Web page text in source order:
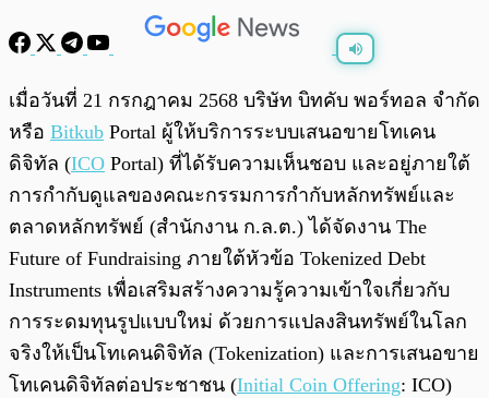
พร้อมเล่น 0:00 0:00
เมื่อวันที่ 21 กรกฎาคม 2568 บริษัท บิทคับ พอร์ทอล จำกัด
หรือ Bitkub Portal ผู้ให้บริการระบบเสนอขายโทเคน
ดิจิทัล (ICO Portal) ที่ได้รับความเห็นชอบ และอยู่ภายใต้
การกำกับดูแลของคณะกรรมการกำกับหลักทรัพย์และ
ตลาดหลักทรัพย์ (สำนักงาน ก.ล.ต.) ได้จัดงาน The
Future of Fundraising ภายใต้หัวข้อ Tokenized Debt
Instruments เพื่อเสริมสร้างความรู้ความเข้าใจเกี่ยวกับ
การระดมทุนรูปแบบใหม่ ด้วยการแปลงสินทรัพย์ในโลก
จริงให้เป็นโทเคนดิจิทัล (Tokenization) และการเสนอขาย
โทเคนดิจิทัลต่อประชาชน (Initial Coin Offering: ICO)